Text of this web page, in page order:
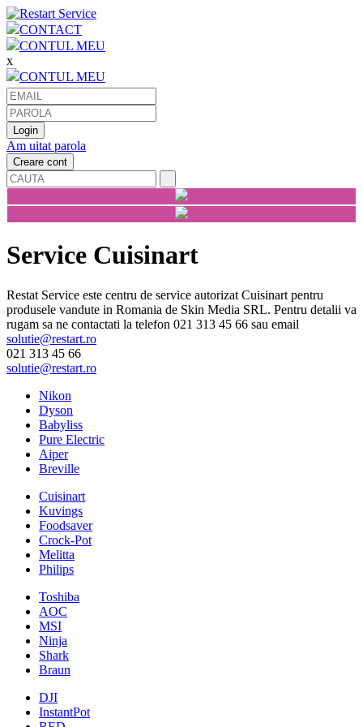
CONTACT
CONTUL MEU
x
CONTUL MEU
Am uitat parola
Service Cuisinart
Restat Service este centru de service autorizat Cuisinart pentru
produsele vandute in Romania de Skin Media SRL. Pentru detalii va
rugam sa ne contactati la telefon 021 313 45 66 sau email
solutie@restart.ro
021 313 45 66
solutie@restart.ro
Nikon
Dyson
Babyliss
Pure Electric
Aiper
Breville
Cuisinart
Kuvings
Foodsaver
Crock-Pot
Melitta
Philips
Toshiba
AOC
MSI
Ninja
Shark
Braun
DJI
InstantPot